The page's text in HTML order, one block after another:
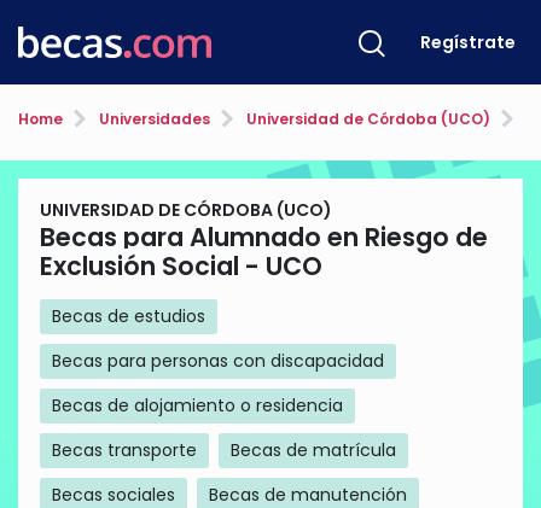
Regístrate
Home Universidades Universidad de Córdoba (UCO)
UNIVERSIDAD DE CÓRDOBA (UCO)
Becas para Alumnado en Riesgo de
Exclusión Social - UCO
Becas de estudios
Becas para personas con discapacidad
Becas de alojamiento o residencia
Becas transporte
Becas de matrícula
Becas sociales
Becas de manutención